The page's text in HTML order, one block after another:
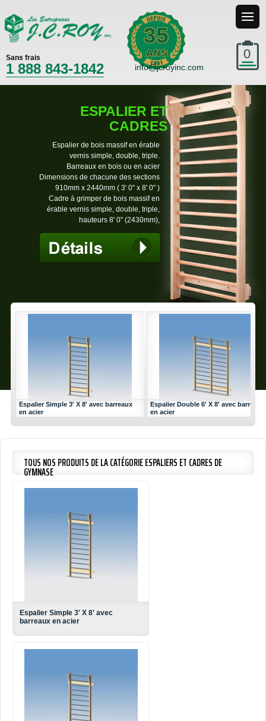
35
0
Sans frais
1 888 843-1842 info@jcroyinc.com
ESPALIER ET
CADRES
Espalier de bois massif en érable
vernis simple, double, triple.
Barreaux en bois ou en acier
Dimensions de chacune des sections
910mm x 2440mm ( 3' 0" x 8' 0" )
Cadre à grimper de bois massif en
érable vernis simple, double, triple,
hauteurs 8' 0" (2430mm),
Espalier Simple 3' X 8' avec barreaux
en acier
Espalier Double 6' X 8' avec barreaux
en acier
TOUS NOS PRODUITS DE LA CATÉGORIE ESPALIERS ET CADRES DE
GYMNASE
Espalier Simple 3' X 8' avec
barreaux en acier